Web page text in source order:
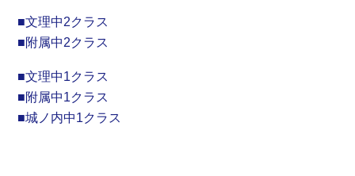
■文理中2クラス
■附属中2クラス
■文理中1クラス
■附属中1クラス
■城ノ内中1クラス